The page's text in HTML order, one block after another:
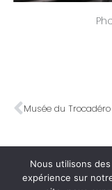
Musée du Trocadéro
Nous utilisons
expérience sur